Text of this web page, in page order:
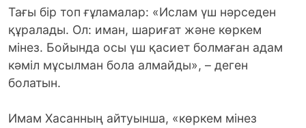
Тағы бір топ ғұламалар: «Ислам үш нәрседен
құралады. Ол: иман, шариғат және көркем
мінез. Бойында осы үш қасиет болмаған адам
кәміл мұсылман бола алмайды», – деген
болатын.
Имам Хасанның айтуынша, «көркем мінез